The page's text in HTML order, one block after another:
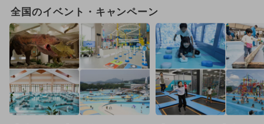
全国のイベント・キャンペーン